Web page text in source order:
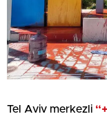
Tel Aviv merkezli